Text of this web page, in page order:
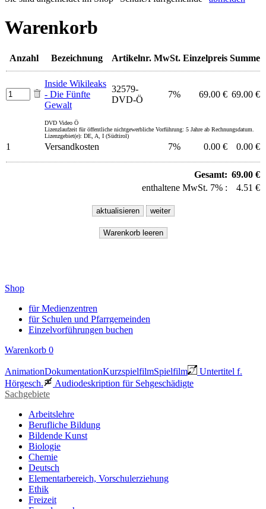
Warenkorb
Anzahl Bezeichnung Artikelnr. MwSt. Einzelpreis Summe
Inside Wikileaks
- Die Fünfte
Gewalt
32579-
DVD-Ö
7% 69.00 € 69.00 €
DVD Video Ö
Lizenzlaufzeit für öffentliche nichtgewerbliche Vorführung: 5 Jahre ab Rechnungsdatum.
Lizenzgebiet(e): DE, A, I (Südtirol)
1 Versandkosten 7% 0.00 € 0.00 €
Gesamt: 69.00 €
enthaltene MwSt. 7% :
4.51 €
Shop
für Medienzentren
für Schulen und Pfarrgemeinden
Einzelvorführungen buchen
Warenkorb 0
AnimationDokumentationKurzspielfilmSpielfilm
Untertitel f.
Hörgesch.
Audiodeskription für Sehgeschädigte
Sachgebiete
Arbeitslehre
Berufliche Bildung
Bildende Kunst
Biologie
Chemie
Deutsch
Elementarbereich, Vorschulerziehung
Ethik
Freizeit